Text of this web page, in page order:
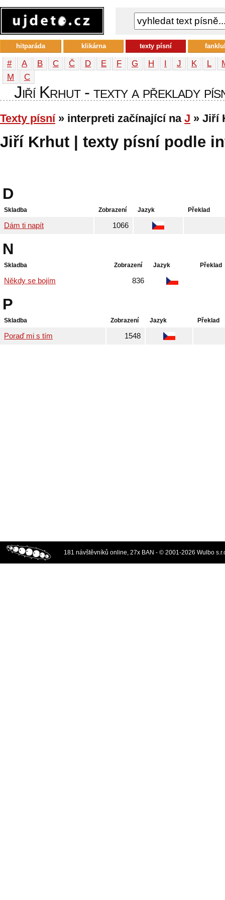
# A B C Č D E F G H I J K L
М
С
Jiří Krhut - texty a překlady
Texty písní» interpreti začínající na J » Jiří
Jiří Krhut | texty písní podle
D
Skladba Zobrazení Jazyk Překlad
Dám ti napít 1066
N
Skladba Zobrazení Jazyk Překlad
Někdy se bojím 836
P
Skladba Zobrazení Jazyk Překlad
Poraď mi s tím 1548
hitparáda klikárna texty písní
181 návštěvníků online, 27x BAN - © 2001-2026 Wulbo